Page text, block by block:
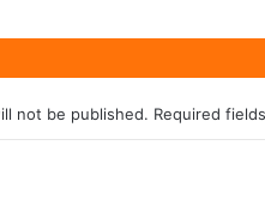
not be published. Required